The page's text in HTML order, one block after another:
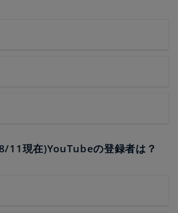
11現在)YouTubeの登録者は？